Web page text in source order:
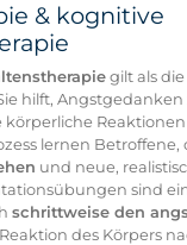
& kognitive
gilt als
hilft,
körperliche
lernen Betroffene,
und neue,
sind
schrittweise den
des Körpers